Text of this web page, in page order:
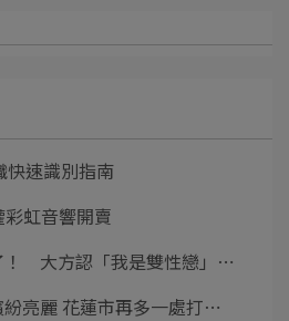
快速識別指南
彩虹音響開賣
！ 大方認「我是雙性戀」⋯
亮麗 花蓮市再多一處打⋯